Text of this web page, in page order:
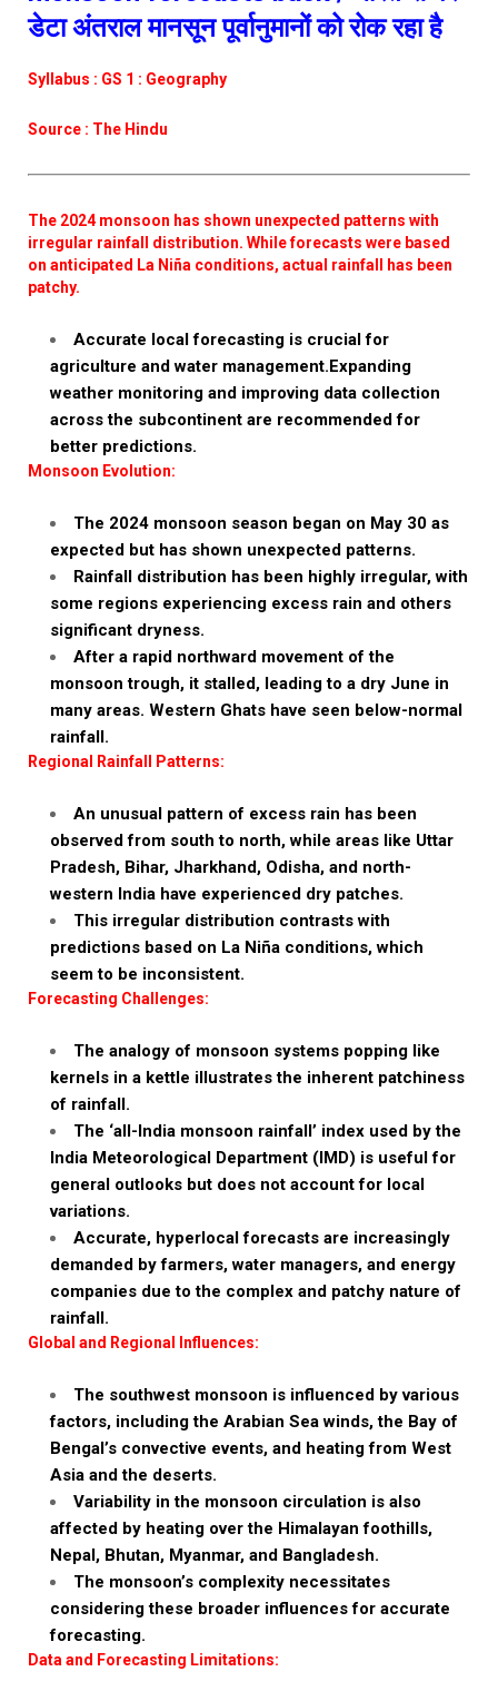
डेटा अंतराल मानसून पूर्वानुमानों को रोक रहा है
Syllabus : GS 1 : Geography
Source : The Hindu
The 2024 monsoon has shown unexpected patterns with
irregular rainfall distribution. While forecasts were based
on anticipated La Niña conditions, actual rainfall has been
patchy.
Accurate local forecasting is crucial for
agriculture and water management.Expanding
weather monitoring and improving data collection
across the subcontinent are recommended for
better predictions.
Monsoon Evolution:
The 2024 monsoon season began on May 30 as
expected but has shown unexpected patterns.
Rainfall distribution has been highly irregular, with
some regions experiencing excess rain and others
significant dryness.
After a rapid northward movement of the
monsoon trough, it stalled, leading to a dry June in
many areas. Western Ghats have seen below-normal
rainfall.
Regional Rainfall Patterns:
An unusual pattern of excess rain has been
observed from south to north, while areas like Uttar
Pradesh, Bihar, Jharkhand, Odisha, and north-
western India have experienced dry patches.
This irregular distribution contrasts with
predictions based on La Niña conditions, which
seem to be inconsistent.
Forecasting Challenges:
The analogy of monsoon systems popping like
kernels in a kettle illustrates the inherent patchiness
of rainfall.
The ‘all-India monsoon rainfall’ index used by the
India Meteorological Department (IMD) is useful for
general outlooks but does not account for local
variations.
Accurate, hyperlocal forecasts are increasingly
demanded by farmers, water managers, and energy
companies due to the complex and patchy nature of
rainfall.
Global and Regional Influences:
The southwest monsoon is influenced by various
factors, including the Arabian Sea winds, the Bay of
Bengal’s convective events, and heating from West
Asia and the deserts.
Variability in the monsoon circulation is also
affected by heating over the Himalayan foothills,
Nepal, Bhutan, Myanmar, and Bangladesh.
The monsoon’s complexity necessitates
considering these broader influences for accurate
forecasting.
Data and Forecasting Limitations: